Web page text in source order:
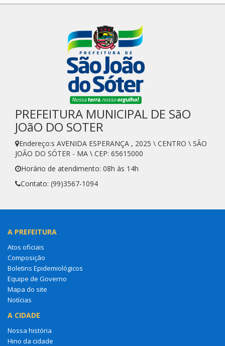
PREFEITURA MUNICIPAL DE SãO
JOãO DO SOTER
Endereço:s AVENIDA ESPERANÇA , 2025 \ CENTRO \ SÃO
JOÃO DO SÓTER - MA \ CEP: 65615000
Horário de atendimento: 08h às 14h
Contato: (99)3567-1094
A PREFEITURA
Atos oficiais
Composição
Boletins Epidemiológicos
Equipe de Governo
Mapa do site
Notícias
A CIDADE
Nossa história
Hino da cidade